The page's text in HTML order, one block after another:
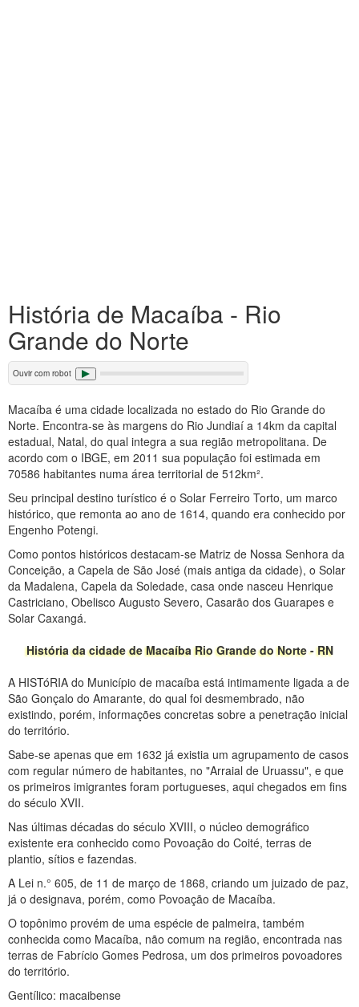
História de Macaíba - Rio
Grande do Norte
Ouvir com robot
Macaíba é uma cidade localizada no estado do Rio Grande do
Norte. Encontra-se às margens do Rio Jundiaí a 14km da capital
estadual, Natal, do qual integra a sua região metropolitana. De
acordo com o IBGE, em 2011 sua população foi estimada em
70586 habitantes numa área territorial de 512km².
Seu principal destino turístico é o Solar Ferreiro Torto, um marco
histórico, que remonta ao ano de 1614, quando era conhecido por
Engenho Potengi.
Como pontos históricos destacam-se Matriz de Nossa Senhora da
Conceição, a Capela de São José (mais antiga da cidade), o Solar
da Madalena, Capela da Soledade, casa onde nasceu Henrique
Castriciano, Obelisco Augusto Severo, Casarão dos Guarapes e
Solar Caxangá.
História da cidade de Macaíba Rio Grande do Norte - RN
A HISTóRIA do Município de macaíba está intimamente ligada a de
São Gonçalo do Amarante, do qual foi desmembrado, não
existindo, porém, informações concretas sobre a penetração inicial
do território.
Sabe-se apenas que em 1632 já existia um agrupamento de casos
com regular número de habitantes, no "Arraial de Uruassu", e que
os primeiros imigrantes foram portugueses, aqui chegados em fins
do século XVII.
Nas últimas décadas do século XVIII, o núcleo demográfico
existente era conhecido como Povoação do Coité, terras de
plantio, sítios e fazendas.
A Lei n.° 605, de 11 de março de 1868, criando um juizado de paz,
já o designava, porém, como Povoação de Macaíba.
O topônimo provém de uma espécie de palmeira, também
conhecida como Macaíba, não comum na região, encontrada nas
terras de Fabrício Gomes Pedrosa, um dos primeiros povoadores
do território.
Gentílico: macaibense